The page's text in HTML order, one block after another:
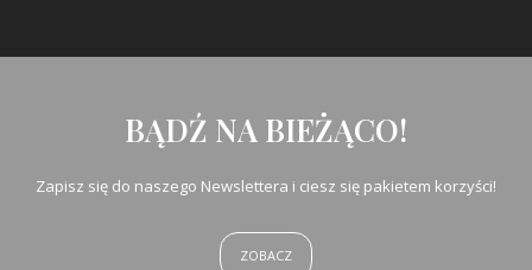
BĄDŹ NA BIEŻĄCO!
Zapisz się do naszego Newslettera i ciesz się pakietem korzyści!
ZOBACZ